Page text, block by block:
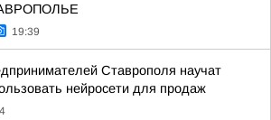
19:39
Ставрополя научат
нейросети для продаж